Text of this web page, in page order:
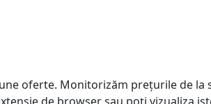
oferte. Monitorizăm prețurile de la